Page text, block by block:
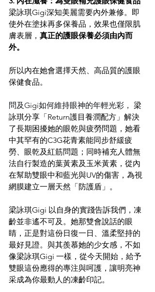
梁詠琪Gigi深知美麗需要內外兼修。即
使外在塗抹再多保養品，效果也僅限肌
膚表層， 真正的護眼保養必須由內而
外。
所以內在她會選擇天然、高品質的護眼
保健食品。
問及Gigi如何維持眼神的年輕光彩， 梁
詠琪分享「Return護目養潤配方」解決
了長期困擾她的眼乾與疲勞問題，她看
中其罕有的C3G花青素能同步舒緩疲
勞、眼乾及紅筋問題；同時補充人體無
法自行製造的葉黃素及玉米黃素，從內
在幫助雙眼中和藍光與UV的傷害，為視
網膜建立一層天然「防護盾」。
梁詠琪Gigi 以自身的實踐告訴我們，凍
齡並非遙不可及。她那雙會說話的眼
睛，正是對這份日復一日、溫柔堅持的
最好見證。與其羨慕她的少女感，不如
像梁詠琪Gigi 一樣，從今天開始，給予
雙眼這份應得的專注與呵護，讓明亮神
采成為你最動人的凍齡印記。